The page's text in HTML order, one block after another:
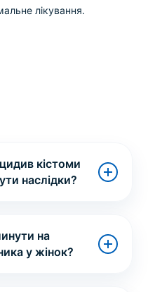
лікування.
кістоми
наслідки?
на
у жінок?